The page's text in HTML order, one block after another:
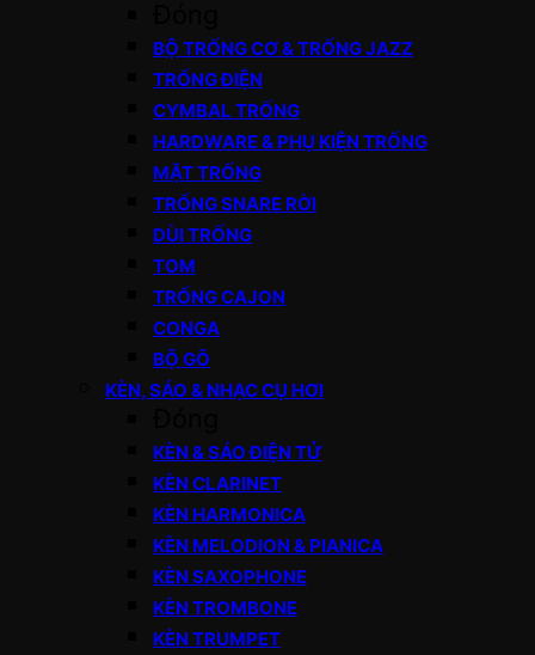
BỘ TRỐNG CƠ & TRỐNG JAZZ
TRỐNG ĐIỆN
CYMBAL TRỐNG
HARDWARE & PHỤ KIỆN TRỐNG
MẶT TRỐNG
TRỐNG SNARE RỜI
DÙI TRỐNG
TOM
TRỐNG CAJON
CONGA
BỘ GÕ
KÈN, SÁO & NHẠC CỤ HƠI
KÈN & SÁO ĐIỆN TỬ
KÈN CLARINET
KÈN HARMONICA
KÈN MELODION & PIANICA
KÈN SAXOPHONE
KÈN TROMBONE
KÈN TRUMPET